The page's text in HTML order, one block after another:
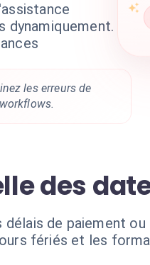
dynamiquement.
les erreurs de
des
délais de paiement
fériés et les